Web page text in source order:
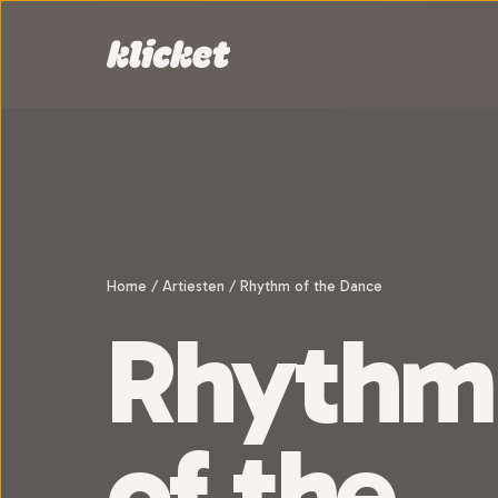
Home / Artiesten / Rhythm of the Dance
Rhythm